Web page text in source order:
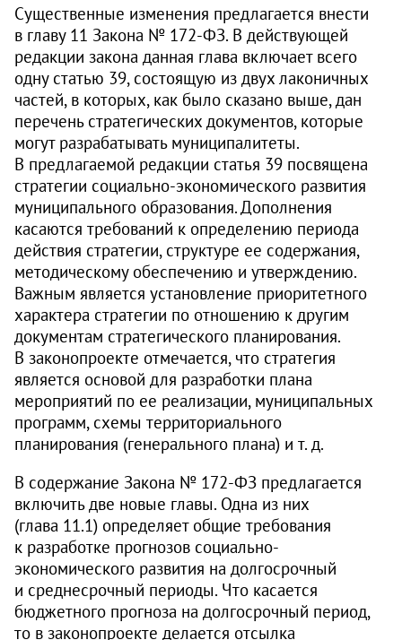
Существенные изменения предлагается внести
в главу 11 Закона № 172‑ФЗ. В действующей
редакции закона данная глава включает всего
одну статью 39, состоящую из двух лаконичных
частей, в которых, как было сказано выше, дан
перечень стратегических документов, которые
могут разрабатывать муниципалитеты.
В предлагаемой редакции статья 39 посвящена
стратегии социально-экономического развития
муниципального образования. Дополнения
касаются требований к определению периода
действия стратегии, структуре ее содержания,
методическому обеспечению и утверждению.
Важным является установление приоритетного
характера стратегии по отношению к другим
документам стратегического планирования.
В законопроекте отмечается, что стратегия
является основой для разработки плана
мероприятий по ее реализации, муниципальных
программ, схемы территориального
планирования (генерального плана) и т. д.
В содержание Закона № 172‑ФЗ предлагается
включить две новые главы. Одна из них
(глава 11.1) определяет общие требования
к разработке прогнозов социально-
экономического развития на долгосрочный
и среднесрочный периоды. Что касается
бюджетного прогноза на долгосрочный период,
то в законопроекте делается отсылка